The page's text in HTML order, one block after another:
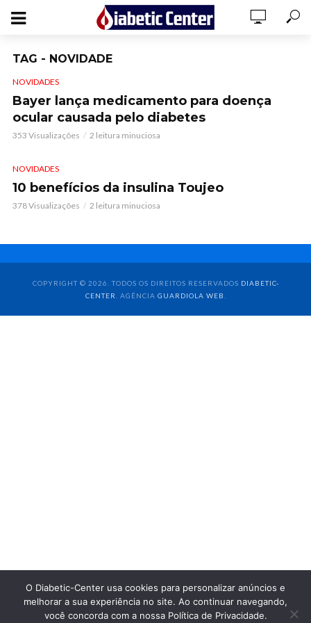
TAG - NOVIDADE
NOVIDADES
Bayer lança medicamento para doença
ocular causada pelo diabetes
353 Visualizações 2 leitura minuciosa
NOVIDADES
10 benefícios da insulina Toujeo
378 Visualizações 2 leitura minuciosa
COPYRIGHT © 2026. TODOS OS DIREITOS RESERVADOS DIABETIC-
CENTER
. AGÊNCIA GUARDIOLA WEB
O Diabetic-Center usa cookies para personalizar anúncios e
melhorar a sua experiência no site. Ao continuar navegando,
você concorda com a nossa Política de Privacidade.